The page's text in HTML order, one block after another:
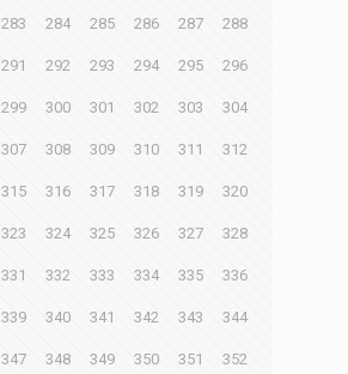
283 284 285 286 287 288
291 292 293 294 295 296
299 300 301 302 303 304
307 308 309 310 311 312
315 316 317 318 319 320
323 324 325 326 327 328
331 332 333 334 335 336
339 340 341 342 343 344
347 348 349 350 351 352